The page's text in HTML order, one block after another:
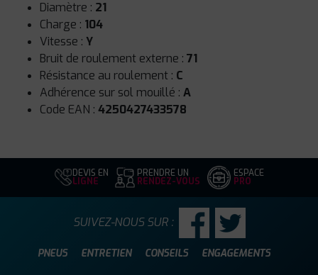
Diamètre : 21
Charge : 104
Vitesse : Y
Bruit de roulement externe : 71
Résistance au roulement : C
Adhérence sur sol mouillé : A
Code EAN : 4250427433578
DEVIS EN
LIGNE
PRENDRE UN
RENDEZ-VOUS
ESPACE
PRO
PNEUS ENTRETIEN CONSEILS ENGAGEMENTS
SUIVEZ-NOUS SUR :